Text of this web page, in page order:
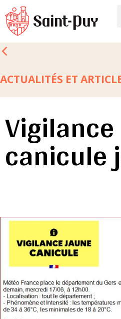
ACTUALITÉS ET
Vigilance
canicule